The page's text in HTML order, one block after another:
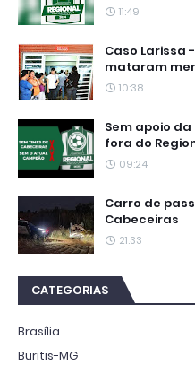
11:49
Caso Larissa
mataram
10:38
Sem apoio
fora do
09:24
Carro de
Cabeceiras
21:33
CATEGORIAS
Brasília
Buritis-MG